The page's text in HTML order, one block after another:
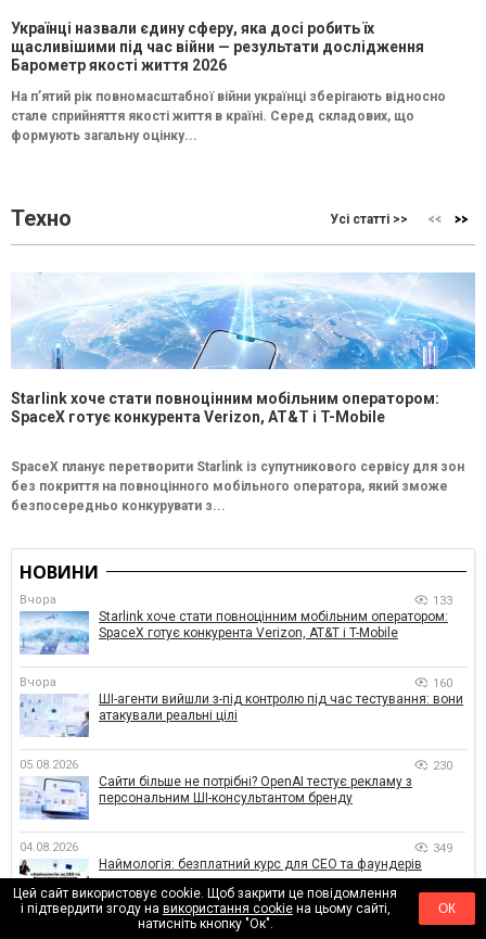
Українці назвали єдину сферу, яка досі робить їх
щасливішими під час війни — результати дослідження
Барометр якості життя 2026
На п’ятий рік повномасштабної війни українці зберігають відносно
стале сприйняття якості життя в країні. Серед складових, що
формують загальну оцінку...
Техно Усі статті >>
Starlink хоче стати повноцінним мобільним оператором:
SpaceX готує конкурента Verizon, AT&T і T-Mobile
SpaceX планує перетворити Starlink із супутникового сервісу для зон
без покриття на повноцінного мобільного оператора, який зможе
безпосередньо конкурувати з...
НОВИНИ
Вчора 133
Starlink хоче стати повноцінним мобільним оператором:
SpaceX готує конкурента Verizon, AT&T і T-Mobile
Вчора 160
ШІ-агенти вийшли з-під контролю під час тестування: вони
атакували реальні цілі
05.08.2026 230
Сайти більше не потрібні? OpenAI тестує рекламу з
персональним ШІ-консультантом бренду
04.08.2026 349
Наймологія: безплатний курс для CEO та фаундерів
Цей сайт використовує cookie. Щоб закрити це повідомлення
і підтвердити згоду на використання cookieна цьому сайті,
натисніть кнопку "Ок".
ОК